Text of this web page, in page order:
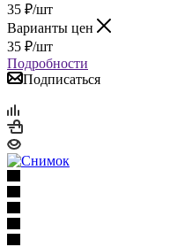
35 ₽/шт
Варианты цен
35 ₽/шт
Подробности
Подписаться